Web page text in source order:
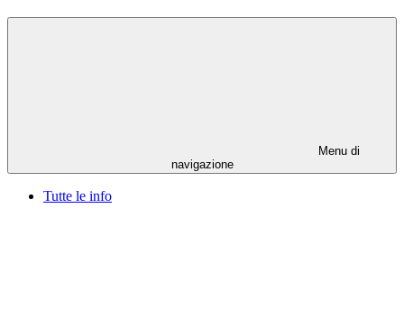
Menu di
navigazione
Tutte le info